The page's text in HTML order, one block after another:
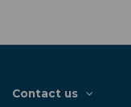
Contact us